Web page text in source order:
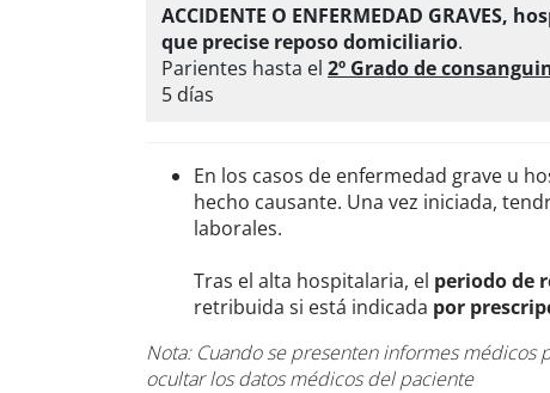
ACCIDENTE O ENFERMEDAD
que precise reposo domiciliario.
Parientes hasta el 2º Grado de
5 días
En los casos de enfermedad grave u
hecho causante. Una vez iniciada,
laborales.
Tras el alta hospitalaria, el periodo de
retribuida si está indicada por
Nota: Cuando se presenten informes
ocultar los datos médicos del paciente